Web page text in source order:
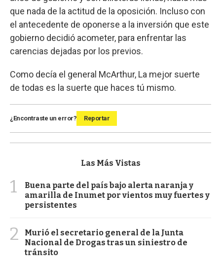
que nada de la actitud de la oposición. Incluso con
el antecedente de oponerse a la inversión que este
gobierno decidió acometer, para enfrentar las
carencias dejadas por los previos.
Como decía el general McArthur, La mejor suerte
de todas es la suerte que haces tú mismo.
¿Encontraste un error? Reportar
Las Más Vistas
1
Buena parte del país bajo alerta naranja y
amarilla de Inumet por vientos muy fuertes y
persistentes
2
Murió el secretario general de la Junta
Nacional de Drogas tras un siniestro de
tránsito